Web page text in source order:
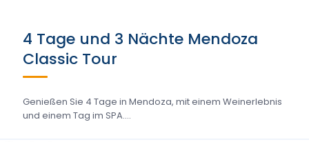
4 Tage und 3 Nächte Mendoza
Classic Tour
Genießen Sie 4 Tage in Mendoza, mit einem Weinerlebnis
und einem Tag im SPA....